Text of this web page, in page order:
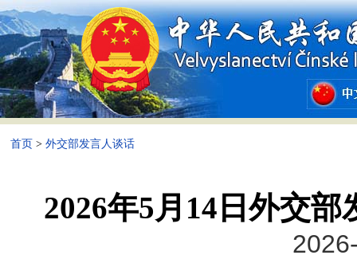
首页 > 外交部发言人谈话
2026年5月14日外交